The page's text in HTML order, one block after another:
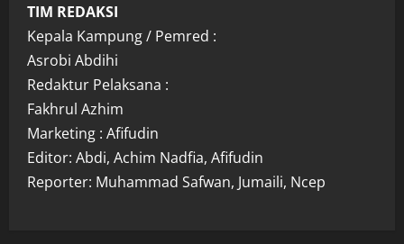
TIM REDAKSI
Kepala Kampung / Pemred :
Asrobi Abdihi
Redaktur Pelaksana :
Fakhrul Azhim
Marketing : Afifudin
Editor: Abdi, Achim Nadfia, Afifudin
Reporter: Muhammad Safwan, Jumaili, Ncep